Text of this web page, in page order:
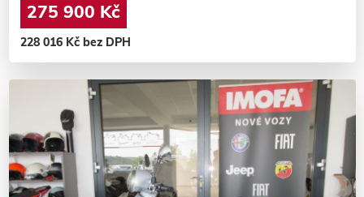
275 900 Kč
228 016 Kč bez DPH